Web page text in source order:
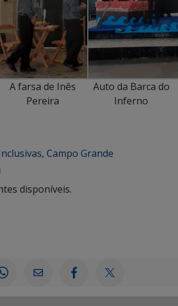
A farsa de Inês
Pereira
Auto da Barca do
Inferno
, Campo Grande
disponíveis.